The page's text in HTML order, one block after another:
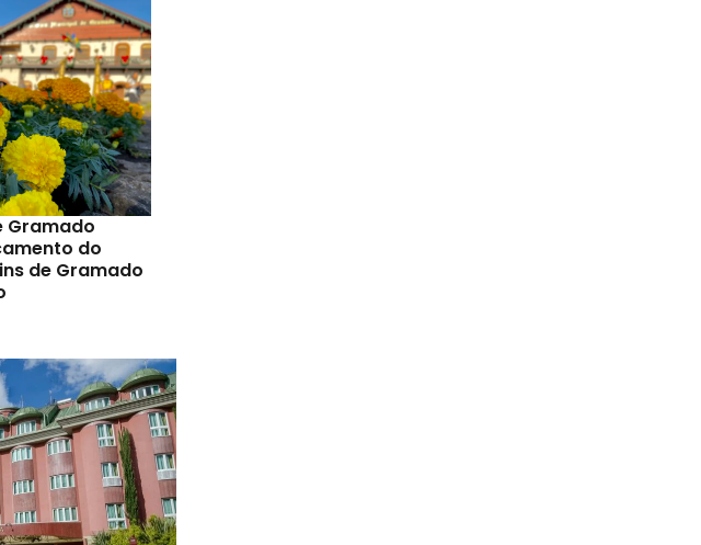
Gramado
do
de Gramado